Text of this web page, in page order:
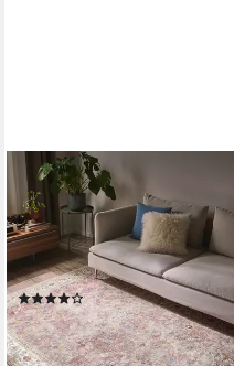
BENUTA
Teppich Laury, rechteckig,
Höhe: 5 mm, Teppich
Wohnzimmer, Schlafzimmer,
Esszimmer, Flur, Kunstfaser,
Cozy
(1)
ab 79,00 € UVP89,00 €
-11%